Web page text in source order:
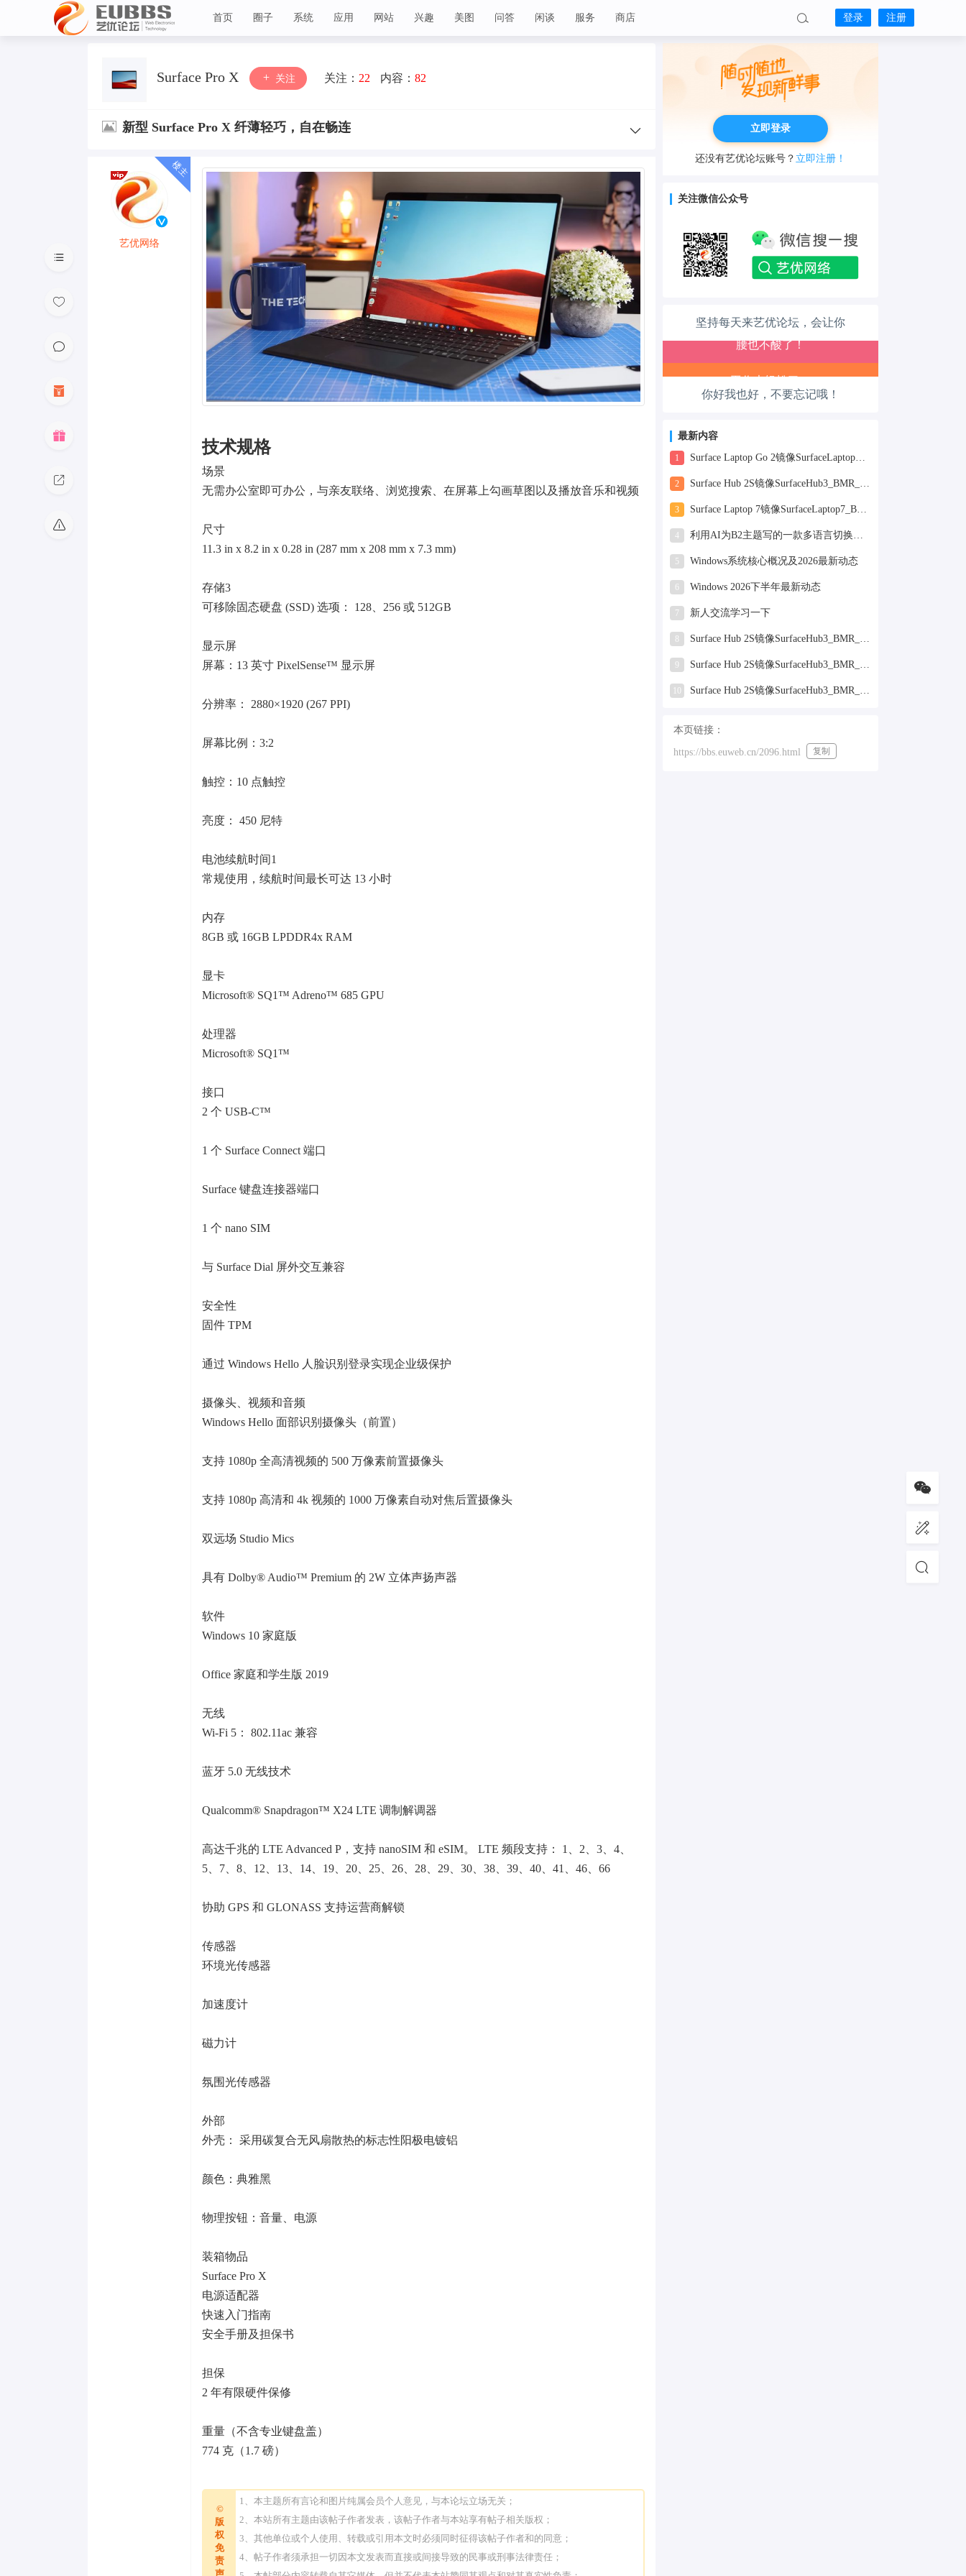
首页 圈子 系统 应用 网站 兴趣 美图 问答 闲谈 服务 商店 登录 注册
Surface Pro X 关注 关注： 22 内容： 82
新型 Surface Pro X 纤薄轻巧，自在畅连
艺优网络
技术规格
场景
无需办公室即可办公，与亲友联络、浏览搜索、在屏幕上勾画草图以及播放音乐和视频
尺寸
11.3 in x 8.2 in x 0.28 in (287 mm x 208 mm x 7.3 mm)
存储3
可移除固态硬盘 (SSD) 选项： 128、256 或 512GB
显示屏
屏幕：13 英寸 PixelSense™ 显示屏
分辨率： 2880×1920 (267 PPI)
屏幕比例：3:2
触控：10 点触控
亮度： 450 尼特
电池续航时间1
常规使用，续航时间最长可达 13 小时
内存
8GB 或 16GB LPDDR4x RAM
显卡
Microsoft® SQ1™ Adreno™ 685 GPU
处理器
Microsoft® SQ1™
接口
2 个 USB-C™
1 个 Surface Connect 端口
Surface 键盘连接器端口
1 个 nano SIM
与 Surface Dial 屏外交互兼容
安全性
固件 TPM
通过 Windows Hello 人脸识别登录实现企业级保护
摄像头、视频和音频
Windows Hello 面部识别摄像头（前置）
支持 1080p 全高清视频的 500 万像素前置摄像头
支持 1080p 高清和 4k 视频的 1000 万像素自动对焦后置摄像头
双远场 Studio Mics
具有 Dolby® Audio™ Premium 的 2W 立体声扬声器
软件
Windows 10 家庭版
Office 家庭和学生版 2019
无线
Wi-Fi 5： 802.11ac 兼容
蓝牙 5.0 无线技术
Qualcomm® Snapdragon™ X24 LTE 调制解调器
高达千兆的 LTE Advanced P，支持 nanoSIM 和 eSIM。 LTE 频段支持： 1、2、3、4、
5、7、8、12、13、14、19、20、25、26、28、29、30、38、39、40、41、46、66
协助 GPS 和 GLONASS 支持运营商解锁
传感器
环境光传感器
加速度计
磁力计
氛围光传感器
外部
外壳： 采用碳复合无风扇散热的标志性阳极电镀铝
颜色：典雅黑
物理按钮：音量、电源
装箱物品
Surface Pro X
电源适配器
快速入门指南
安全手册及担保书
担保
2 年有限硬件保修
重量（不含专业键盘盖）
774 克（1.7 磅）
©
版
权
免
责
声
1、本主题所有言论和图片纯属会员个人意见，与本论坛立场无关；
2、本站所有主题由该帖子作者发表，该帖子作者与本站享有帖子相关版权；
3、其他单位或个人使用、转载或引用本文时必须同时征得该帖子作者和的同意；
4、帖子作者须承担一切因本文发表而直接或间接导致的民事或刑事法律责任；
立即登录
还没有艺优论坛账号？ 立即注册！
关注微信公众号
坚持每天来艺优论坛，会让你
心情也舒畅了！
腿也不痛了！
工作也轻松了！
你好我也好，不要忘记哦！
最新内容
1 Surface Laptop Go 2镜像SurfaceLaptopGo2_BMR_42032_2026.507.11898505.zip网盘下载
2 Surface Hub 2S镜像SurfaceHub3_BMR_155000_2026.420.11870147.zip网盘下载
3 Surface Laptop 7镜像SurfaceLaptop7_BMR_12010_2025.1009.12069254.zip网盘下载
4 利用AI为B2主题写的一款多语言切换插件
5 Windows系统核心概况及2026最新动态
6 Windows 2026下半年最新动态
7 新人交流学习一下
8 Surface Hub 2S镜像SurfaceHub3_BMR_155000_2025.819.11244626.zip网盘下载
9 Surface Hub 2S镜像SurfaceHub3_BMR_155000_2025.319.9959381.zip网盘下载
10 Surface Hub 2S镜像SurfaceHub3_BMR_155000_2024.731.9330938.zip网盘下载
本页链接：
https://bbs.euweb.cn/2096.html 复制